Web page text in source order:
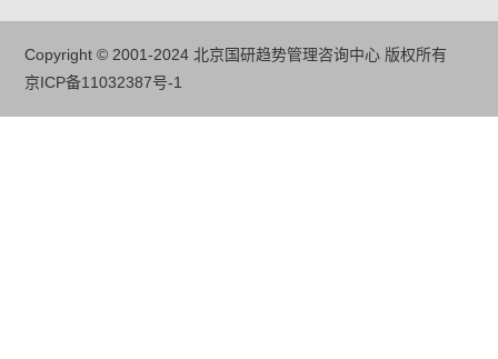
Copyright © 2001-2024 北京国研趋势管理咨询中心 版权所有
京ICP备11032387号-1